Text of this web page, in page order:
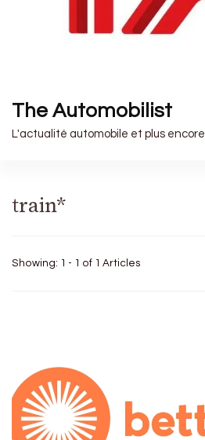
The Automobilist
L'actualité automobile et plus encore
train*
Showing: 1 - 1 of 1 Articles